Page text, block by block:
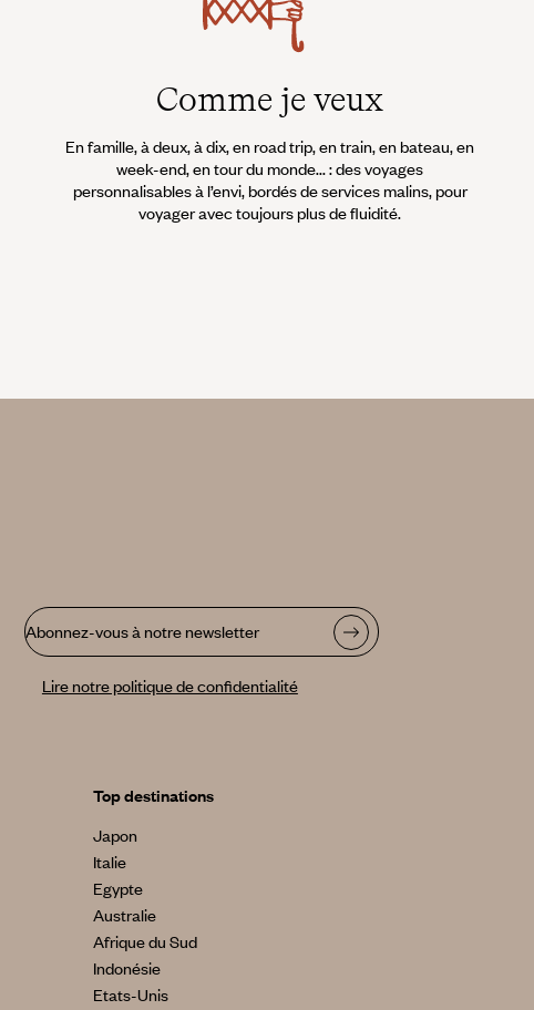
Comme je veux
En famille, à deux, à dix, en road trip, en train, en bateau, en
week-end, en tour du monde... : des voyages
personnalisables à l’envi, bordés de services malins, pour
voyager avec toujours plus de fluidité.
Abonnez-vous à notre newsletter
Lire notre politique de confidentialité
Top destinations
Japon
Italie
Egypte
Australie
Afrique du Sud
Indonésie
Etats-Unis